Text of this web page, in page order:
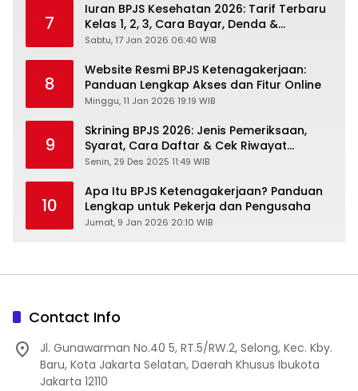
7
Iuran BPJS Kesehatan 2026: Tarif Terbaru
Kelas 1, 2, 3, Cara Bayar, Denda &
Panduan Lengkap Peserta JKN-KIS
Sabtu, 17 Jan 2026 06:40 WIB
8
Website Resmi BPJS Ketenagakerjaan:
Panduan Lengkap Akses dan Fitur Online
Minggu, 11 Jan 2026 19:19 WIB
9
Skrining BPJS 2026: Jenis Pemeriksaan,
Syarat, Cara Daftar & Cek Riwayat
Kesehatan Gratis
Senin, 29 Des 2025 11:49 WIB
10
Apa Itu BPJS Ketenagakerjaan? Panduan
Lengkap untuk Pekerja dan Pengusaha
Jumat, 9 Jan 2026 20:10 WIB
Contact Info
Jl. Gunawarman No.40 5, RT.5/RW.2, Selong, Kec. Kby.
Baru, Kota Jakarta Selatan, Daerah Khusus Ibukota
Jakarta 12110